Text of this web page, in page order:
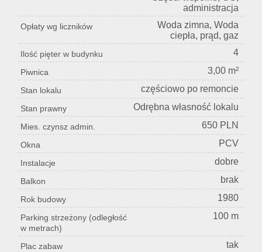
administracja
Opłaty wg liczników
Woda zimna, Woda
ciepła, prąd, gaz
Ilość pięter w budynku 4
Piwnica 3,00 m²
Stan lokalu częściowo po remoncie
Stan prawny Odrębna własność lokalu
Mies. czynsz admin. 650 PLN
Okna PCV
Instalacje dobre
Balkon brak
Rok budowy 1980
Parking strzeżony (odległość
w metrach)
100 m
Plac zabaw tak